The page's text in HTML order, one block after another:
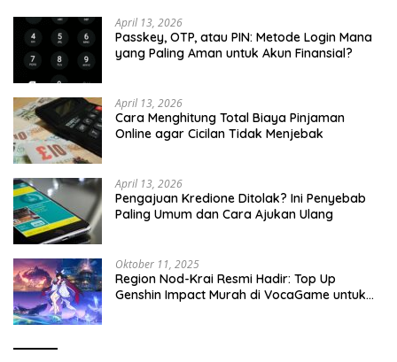
April 13, 2026
Passkey, OTP, atau PIN: Metode Login Mana
yang Paling Aman untuk Akun Finansial?
April 13, 2026
Cara Menghitung Total Biaya Pinjaman
Online agar Cicilan Tidak Menjebak
April 13, 2026
Pengajuan Kredione Ditolak? Ini Penyebab
Paling Umum dan Cara Ajukan Ulang
Oktober 11, 2025
Region Nod-Krai Resmi Hadir: Top Up
Genshin Impact Murah di VocaGame untuk